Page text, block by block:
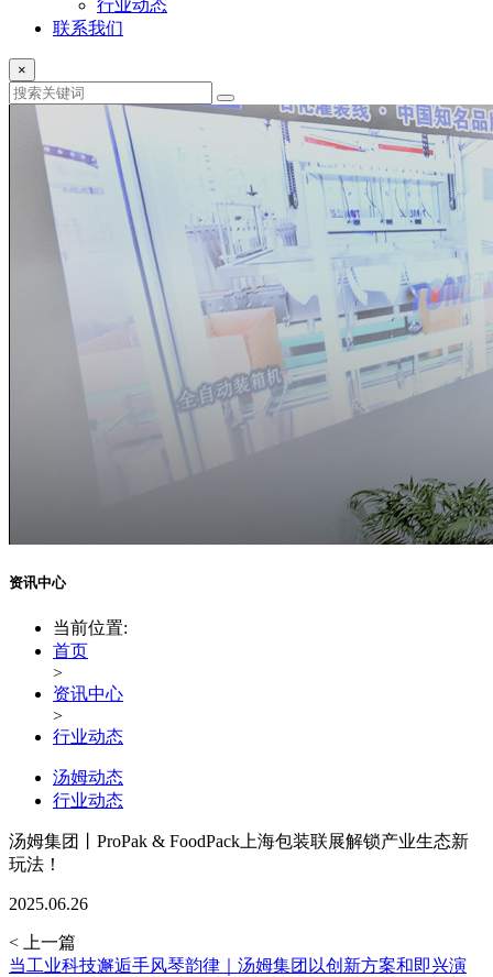
行业动态
联系我们
×
资讯中心
当前位置:
首页
>
资讯中心
>
行业动态
汤姆动态
行业动态
汤姆集团丨ProPak & FoodPack上海包装联展解锁产业生态新
玩法！
2025.06.26
< 上一篇
当工业科技邂逅手风琴韵律｜汤姆集团以创新方案和即兴演